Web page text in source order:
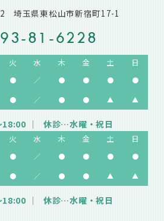
埼玉県東松山市新宿町17-1
81-6228
火 水 木 金 土
日
● ／ ● ● ● ●
● ／ ● ● ▲ ▲
休診…水曜・祝日
火 水 木 金 土
日
● ／ ● ● ● ●
● ／ ● ● ▲ ▲
休診…水曜・祝日